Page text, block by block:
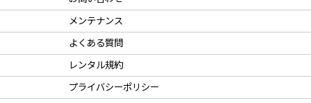
メンテナンス
よくある質問
レンタル規約
プライバシーポリシー